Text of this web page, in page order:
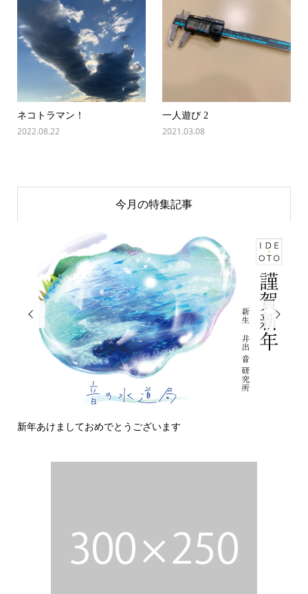
ネコトラマン！
2022.08.22
一人遊び 2
2021.03.08
今月の特集記事

新年あけましておめでとうございます
